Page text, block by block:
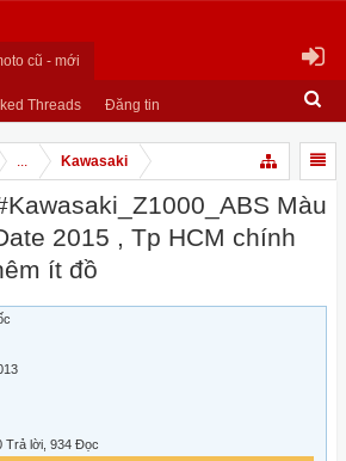
cũ - mới
Threads Đăng tin
... Kawasaki
Màu
2015 , Tp HCM chính
ít đồ
0 Trả lời, 934 Đọc